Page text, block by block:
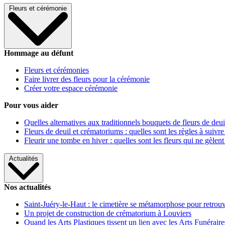
Fleurs et cérémonie
Hommage au défunt
Fleurs et cérémonies
Faire livrer des fleurs pour la cérémonie
Créer votre espace cérémonie
Pour vous aider
Quelles alternatives aux traditionnels bouquets de fleurs de
Fleurs de deuil et crématoriums : quelles sont les règles à
Fleurir une tombe en hiver : quelles sont les fleurs qui ne gèlent
Actualités
Nos actualités
Saint-Juéry-le-Haut : le cimetière se métamorphose pour
Un projet de construction de crématorium à Louviers
Quand les Arts Plastiques tissent un lien avec les Arts